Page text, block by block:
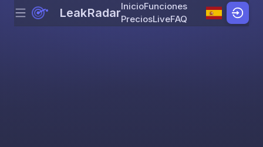
Skip to content
Menu LeakRadarInicioFunciones
PreciosLiveFAQ